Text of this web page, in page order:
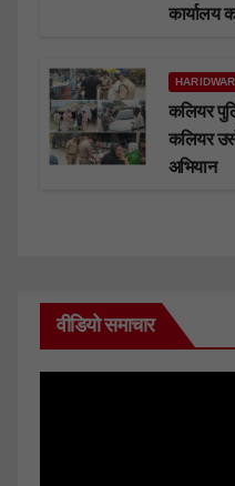
कार्यालय
HARIDWAR
कलियर
कलियर
अभियान
वीडियो समाचार